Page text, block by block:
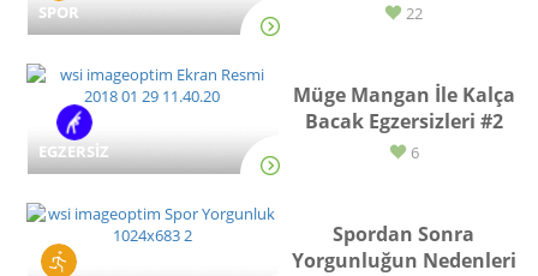
SPOR 22
EGZERSİZ
Müge Mangan İle Kalça
Bacak Egzersizleri #2
6
Spordan Sonra
Yorgunluğun Nedenleri